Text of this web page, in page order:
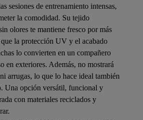
sesiones de entrenamiento intensas,
la comodidad. Su tejido
olores te mantiene fresco por más
la protección UV y el acabado
lo convierten en un compañero
en exteriores. Además, no mostrará
arrugas, lo que lo hace ideal también
Una opción versátil, funcional y
con materiales reciclados y